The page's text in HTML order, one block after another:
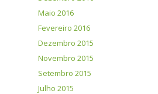
Maio 2016
Fevereiro 2016
Dezembro 2015
Novembro 2015
Setembro 2015
Julho 2015